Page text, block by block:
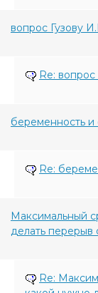
вопрос Гузову
Re:
беременность и
Re:
Максимальный
делать
Re: